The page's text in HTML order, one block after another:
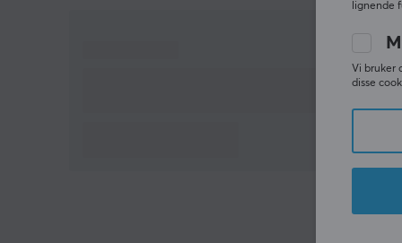
lignende
Vi bruker
disse